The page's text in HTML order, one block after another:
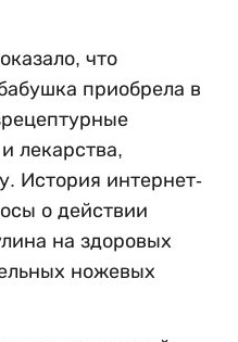
что
приобрела в
лекарства,
История интернет-
о действии
на здоровых
ножевых